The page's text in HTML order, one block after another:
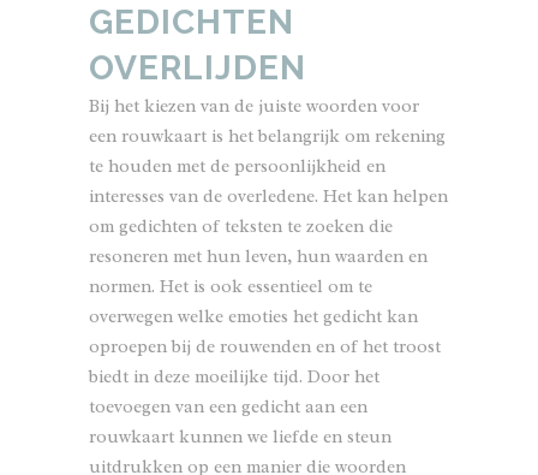
GEDICHTEN
OVERLIJDEN
Bij het kiezen van de juiste woorden voor
een rouwkaart is het belangrijk om rekening
te houden met de persoonlijkheid en
interesses van de overledene. Het kan helpen
om gedichten of teksten te zoeken die
resoneren met hun leven, hun waarden en
normen. Het is ook essentieel om te
overwegen welke emoties het gedicht kan
oproepen bij de rouwenden en of het troost
biedt in deze moeilijke tijd. Door het
toevoegen van een gedicht aan een
rouwkaart kunnen we liefde en steun
uitdrukken op een manier die woorden